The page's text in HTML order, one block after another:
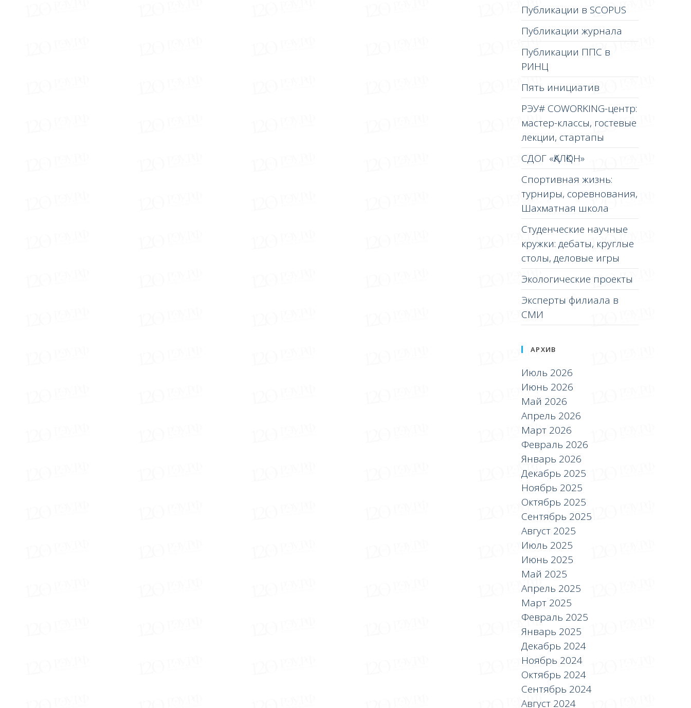
Публикации в SCOPUS
Публикации журнала
Публикации ППС в
РИНЦ
Пять инициатив
РЭУ# COWORKING-центр:
мастер-классы, гостевые
лекции, стартапы
СДОГ «ҚАЛҚОН»
Спортивная жизнь:
турниры, соревнования,
Шахматная школа
Студенческие научные
кружки: дебаты, круглые
столы, деловые игры
Экологические проекты
Эксперты филиала в
СМИ
АРХИВ
Июль 2026
Июнь 2026
Май 2026
Апрель 2026
Март 2026
Февраль 2026
Январь 2026
Декабрь 2025
Ноябрь 2025
Октябрь 2025
Сентябрь 2025
Август 2025
Июль 2025
Июнь 2025
Май 2025
Апрель 2025
Март 2025
Февраль 2025
Январь 2025
Декабрь 2024
Ноябрь 2024
Октябрь 2024
Сентябрь 2024
Август 2024